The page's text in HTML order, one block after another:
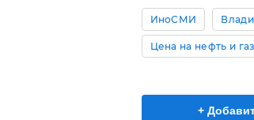
ИноСМИ
Цена на нефть и газ
+